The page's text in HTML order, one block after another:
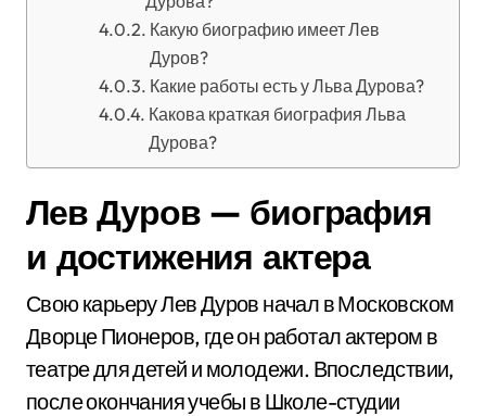
Какую биографию имеет Лев
Дуров?
Какие работы есть у Льва Дурова?
Какова краткая биография Льва
Дурова?
Лев Дуров — биография
и достижения актера
Свою карьеру Лев Дуров начал в Московском
Дворце Пионеров, где он работал актером в
театре для детей и молодежи. Впоследствии,
после окончания учебы в Школе-студии